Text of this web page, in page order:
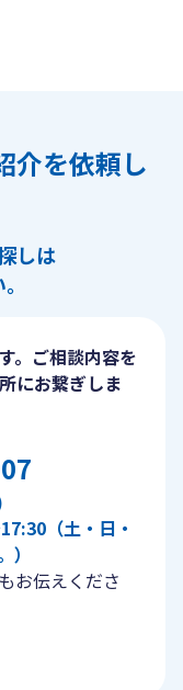
介を依頼し
しは
。ご相談内容を
にお繋ぎしま
（土・日・
お伝えくださ